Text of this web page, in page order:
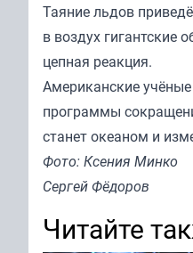
Таяние льдов
в воздух гигантские
цепная реакция.
Американские
программы
станет океаном и
Фото: Ксения Минко
Сергей Фёдоров
Читайте